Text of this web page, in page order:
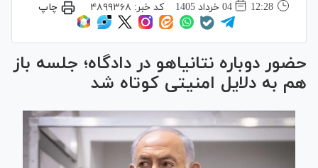
12:28
04 خرداد 1405 کد خبر: ۴۸۹۹۳۶۸ چاپ
حضور دوباره نتانیاهو در دادگاه؛ جلسه باز
هم به‌ دلایل امنیتی کوتاه شد